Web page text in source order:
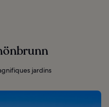
jardins